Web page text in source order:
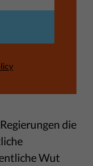
die
Wut